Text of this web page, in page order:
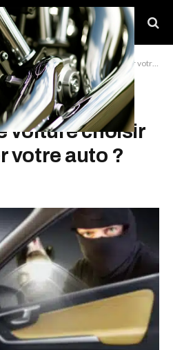
alarme voiture choisir pour protéger votre auto ?
voiture choisir
votre auto ?